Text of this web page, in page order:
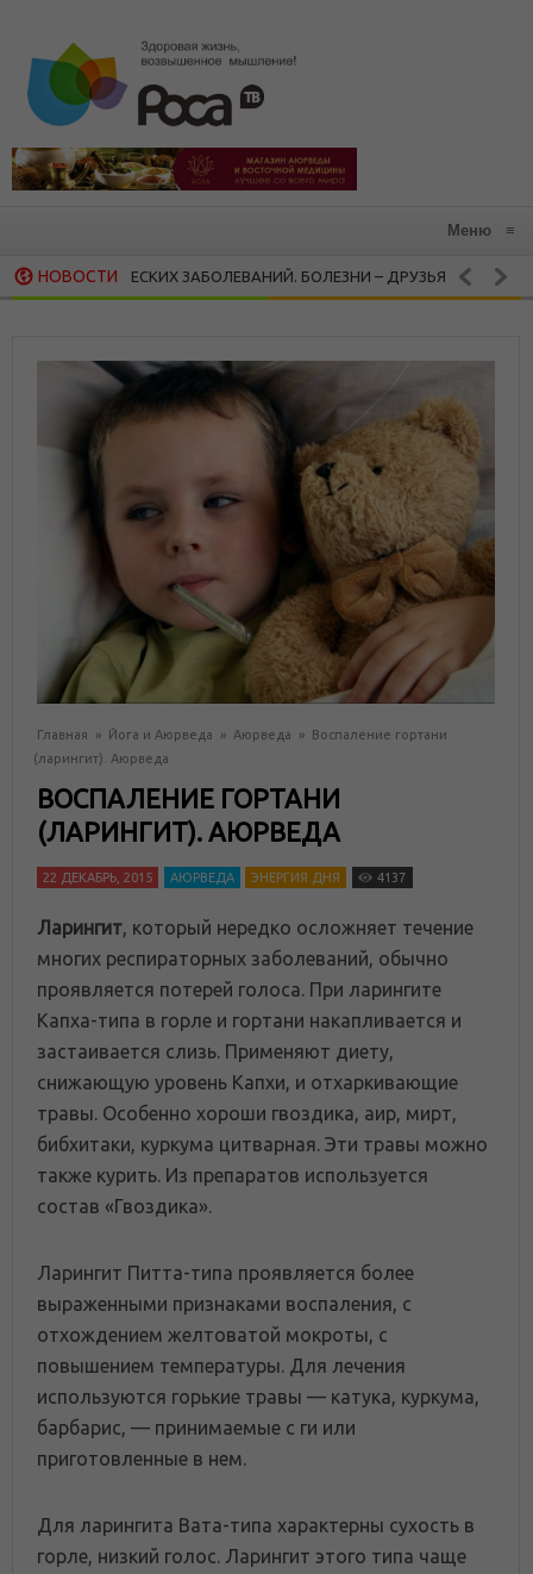
Меню ≡
НОВОСТИЗАБОЛЕВАНИЙ. БОЛЕЗНИ – ДРУЗЬЯ И БОЛЕЗНИ — ВРАГИ
Главная » Йога и Аюрведа » Аюрведа » Воспаление гортани
(ларингит). Аюрведа
ВОСПАЛЕНИЕ ГОРТАНИ
(ЛАРИНГИТ). АЮРВЕДА
22 ДЕКАБРЬ, 2015 АЮРВЕДА ЭНЕРГИЯ ДНЯ 4137
Ларингит, который нередко осложняет течение
многих респираторных заболеваний, обычно
проявляется потерей голоса. При ларингите
Капха-типа в горле и гортани накапливается и
застаивается слизь. Применяют диету,
снижающую уровень Капхи, и отхаркивающие
травы. Особенно хороши гвоздика, аир, мирт,
бибхитаки, куркума цитварная. Эти травы можно
также курить. Из препаратов используется
состав «Гвоздика».
Ларингит Питта-типа проявляется более
выраженными признаками воспаления, с
отхождением желтоватой мокроты, с
повышением температуры. Для лечения
используются горькие травы — катука, куркума,
барбарис, — принимаемые с ги или
приготовленные в нем.
Для ларингита Вата-типа характерны сухость в
горле, низкий голос. Ларингит этого типа чаще